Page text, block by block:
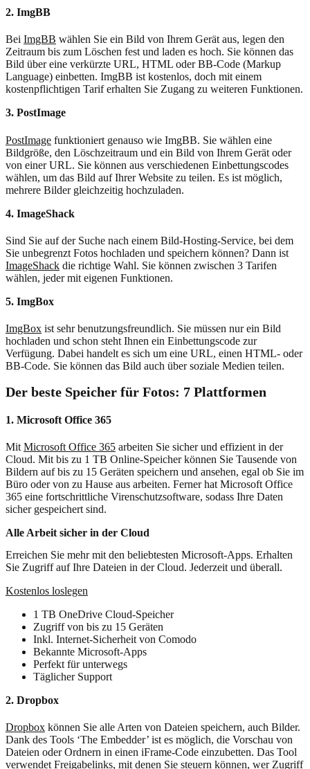
2. ImgBB
Bei ImgBB wählen Sie ein Bild von Ihrem Gerät aus, legen den
Zeitraum bis zum Löschen fest und laden es hoch. Sie können das
Bild über eine verkürzte URL, HTML oder BB-Code (Markup
Language) einbetten. ImgBB ist kostenlos, doch mit einem
kostenpflichtigen Tarif erhalten Sie Zugang zu weiteren Funktionen.
3. PostImage
PostImage funktioniert genauso wie ImgBB. Sie wählen eine
Bildgröße, den Löschzeitraum und ein Bild von Ihrem Gerät oder
von einer URL. Sie können aus verschiedenen Einbettungscodes
wählen, um das Bild auf Ihrer Website zu teilen. Es ist möglich,
mehrere Bilder gleichzeitig hochzuladen.
4. ImageShack
Sind Sie auf der Suche nach einem Bild-Hosting-Service, bei dem
Sie unbegrenzt Fotos hochladen und speichern können? Dann ist
ImageShack die richtige Wahl. Sie können zwischen 3 Tarifen
wählen, jeder mit eigenen Funktionen.
5. ImgBox
ImgBox ist sehr benutzungsfreundlich. Sie müssen nur ein Bild
hochladen und schon steht Ihnen ein Einbettungscode zur
Verfügung. Dabei handelt es sich um eine URL, einen HTML- oder
BB-Code. Sie können das Bild auch über soziale Medien teilen.
Der beste Speicher für Fotos: 7 Plattformen
1. Microsoft Office 365
MitMicrosoft Office 365 arbeiten Sie sicher und effizient in der
Cloud. Mit bis zu 1 TB Online-Speicher können Sie Tausende von
Bildern auf bis zu 15 Geräten speichern und ansehen, egal ob Sie im
Büro oder von zu Hause aus arbeiten. Ferner hat Microsoft Office
365 eine fortschrittliche Virenschutzsoftware, sodass Ihre Daten
sicher gespeichert sind.
Alle Arbeit sicher in der Cloud
Erreichen Sie mehr mit den beliebtesten Microsoft-Apps. Erhalten
Sie Zugriff auf Ihre Dateien in der Cloud. Jederzeit und überall.
Kostenlos loslegen
1 TB OneDrive Cloud-Speicher
Zugriff von bis zu 15 Geräten
Inkl. Internet-Sicherheit von Comodo
Bekannte Microsoft-Apps
Perfekt für unterwegs
Täglicher Support
2. Dropbox
Dropbox können Sie alle Arten von Dateien speichern, auch Bilder.
Dank des Tools ‘The Embedder’ ist es möglich, die Vorschau von
Dateien oder Ordnern in einen iFrame-Code einzubetten. Das Tool
verwendet Freigabelinks, mit denen Sie steuern können, wer Zugriff